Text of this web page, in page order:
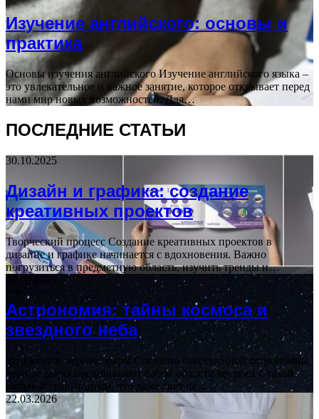
Изучение английского: основы и
практика
Основы изучения английского Изучение английского языка –
это увлекательное и важное занятие, которое открывает перед
нами мир новых возможностей. Для…
ПОСЛЕДНИЕ СТАТЬИ
30.10.2025
Дизайн и графика: создание
креативных проектов
Творческий процесс Создание креативных проектов в
дизайне и графике начинается с вдохновения. Важно
погрузиться в предметную область, изучить тренды и…
30.09.2025
Астрономия: тайны космоса и
звездного неба
Загадочные черные дыры Согласно современной астрономии,
черные дыры представляют собой области космоса с такой
сильной гравитацией, что даже свет не…
22.03.2026